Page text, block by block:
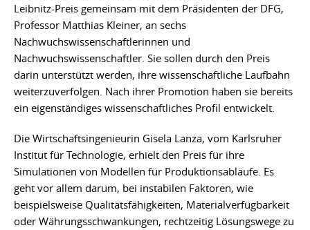
Leibnitz-Preis gemeinsam mit dem Präsidenten der DFG,
Professor Matthias Kleiner, an sechs
Nachwuchswissenschaftlerinnen und
Nachwuchswissenschaftler. Sie sollen durch den Preis
darin unterstützt werden, ihre wissenschaftliche Laufbahn
weiterzuverfolgen. Nach ihrer Promotion haben sie bereits
ein eigenständiges wissenschaftliches Profil entwickelt.
Die Wirtschaftsingenieurin Gisela Lanza, vom Karlsruher
Institut für Technologie, erhielt den Preis für ihre
Simulationen von Modellen für Produktionsabläufe. Es
geht vor allem darum, bei instabilen Faktoren, wie
beispielsweise Qualitätsfähigkeiten, Materialverfügbarkeit
oder Währungsschwankungen, rechtzeitig Lösungswege zu